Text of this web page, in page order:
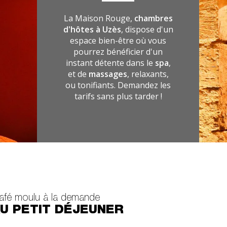
La Maison Rouge, chambres
d'hôtes à Uzès, dispose d'un
espace bien-être où vous
pourrez bénéficier d'un
instant détente dans le spa,
et de massages, relaxants,
ou tonifiants. Demandez les
tarifs sans plus tarder !
moulu à la demande
PETIT DÉJEUNER